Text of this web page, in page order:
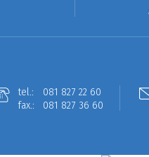
tel.:
081 827 22 60
fax.:
081 827 36 60